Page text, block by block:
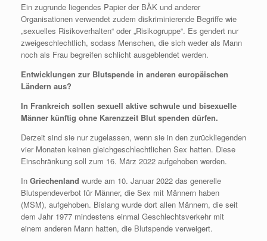
Ein zugrunde liegendes Papier der BÄK und anderer
Organisationen verwendet zudem diskriminierende Begriffe wie
„sexuelles Risikoverhalten“ oder „Risikogruppe“. Es gendert nur
zweigeschlechtlich, sodass Menschen, die sich weder als Mann
noch als Frau begreifen schlicht ausgeblendet werden.
Entwicklungen zur Blutspende in anderen europäischen
Ländern aus?
In Frankreich sollen sexuell aktive schwule und bisexuelle
Männer künftig ohne Karenzzeit Blut spenden dürfen.
Derzeit sind sie nur zugelassen, wenn sie in den zurückliegenden
vier Monaten keinen gleichgeschlechtlichen Sex hatten. Diese
Einschränkung soll zum 16. März 2022 aufgehoben werden.
In Griechenland wurde am 10. Januar 2022 das generelle
Blutspendeverbot für Männer, die Sex mit Männern haben
(MSM), aufgehoben. Bislang wurde dort allen Männern, die seit
dem Jahr 1977 mindestens einmal Geschlechtsverkehr mit
einem anderen Mann hatten, die Blutspende verweigert.